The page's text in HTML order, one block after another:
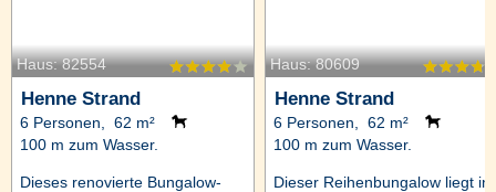
Haus: 82554
Henne Strand
6 Personen, 62 m²
100 m zum Wasser.
Dieses renovierte Bungalow-
Haus: 80609
Henne Strand
6 Personen, 62 m²
100 m zum Wasser.
Dieser Reihenbungalow liegt in